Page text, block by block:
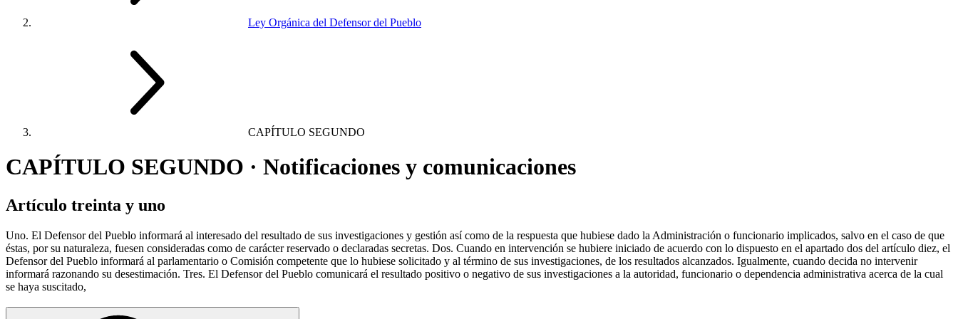
Ley Orgánica del Defensor del Pueblo
CAPÍTULO SEGUNDO
CAPÍTULO SEGUNDO · Notificaciones y comunicaciones
Artículo treinta y uno
Uno. El Defensor del Pueblo informará al interesado del resultado de sus investigaciones y gestión así como de la respuesta que hubiese dado la Administración o funcionario implicados, salvo en el caso de que
éstas, por su naturaleza, fuesen consideradas como de carácter reservado o declaradas secretas. Dos. Cuando en intervención se hubiere iniciado de acuerdo con lo dispuesto en el apartado dos del artículo diez, el
Defensor del Pueblo informará al parlamentario o Comisión competente que lo hubiese solicitado y al término de sus investigaciones, de los resultados alcanzados. Igualmente, cuando decida no intervenir
informará razonando su desestimación. Tres. El Defensor del Pueblo comunicará el resultado positivo o negativo de sus investigaciones a la autoridad, funcionario o dependencia administrativa acerca de la cual
se haya suscitado,